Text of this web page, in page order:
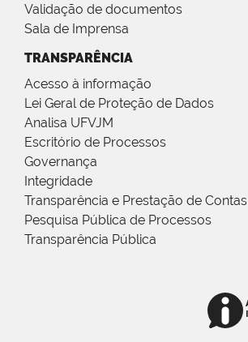
Validação de documentos
Sala de Imprensa
TRANSPARÊNCIA
Acesso à informação
Lei Geral de Proteção de Dados
Analisa UFVJM
Escritório de Processos
Governança
Integridade
Transparência e Prestação de Contas
Pesquisa Pública de Processos
Transparência Pública